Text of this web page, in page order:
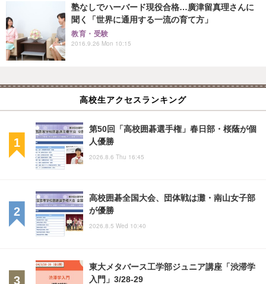
塾なしでハーバード現役合格…廣津留真理さんに
聞く「世界に通用する一流の育て方」
教育・受験
2016.9.26 Mon 10:15
高校生アクセスランキング
第50回「高校囲碁選手権」春日部・桜蔭が個
人優勝
2026.8.6 Thu 16:45
高校囲碁全国大会、団体戦は灘・南山女子部
が優勝
2026.8.5 Wed 10:40
東大メタバース工学部ジュニア講座「渋滞学
入門」3/28-29